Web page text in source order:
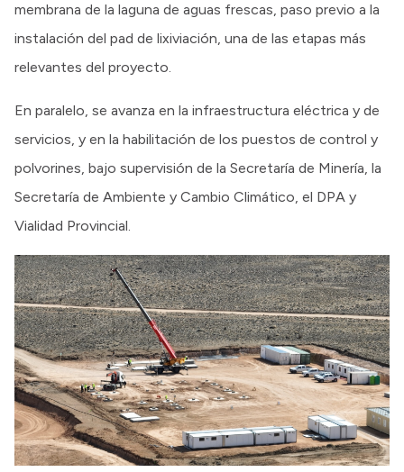
membrana de la laguna de aguas frescas, paso previo a la
instalación del pad de lixiviación, una de las etapas más
relevantes del proyecto.
En paralelo, se avanza en la infraestructura eléctrica y de
servicios, y en la habilitación de los puestos de control y
polvorines, bajo supervisión de la Secretaría de Minería, la
Secretaría de Ambiente y Cambio Climático, el DPA y
Vialidad Provincial.